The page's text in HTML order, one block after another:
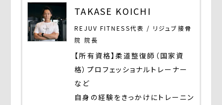
TAKASE KOICHI
REJUV FITNESS代表 / リジュブ接骨
院 院長
【所有資格】柔道整復師（国家資
格）プロフェッショナルトレーナー
など
自身の経験をきっかけにトレーニン